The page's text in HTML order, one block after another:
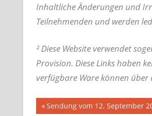
Inhaltliche Änderungen und
Teilnehmenden und werden
² Diese Website verwendet
Provision. Diese Links haben
verfügbare Ware können über
Beitrags-
Vorheriger
Sendung vom 12. September